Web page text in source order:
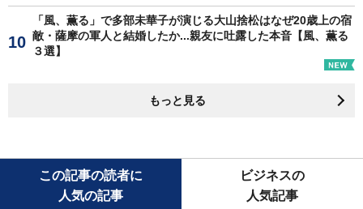
「風、薫る」で多部未華子が演じる大山捨松はなぜ20歳上の宿
敵・薩摩の軍人と結婚したか...親友に吐露した本音【風、薫る
３選】
もっと見る
この記事の読者に
人気の記事
ビジネスの
人気記事